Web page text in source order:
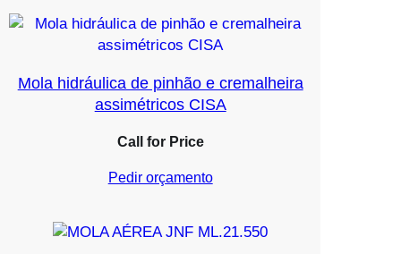
Mola hidráulica de pinhão e cremalheira
assimétricos CISA
Call for Price
Pedir orçamento